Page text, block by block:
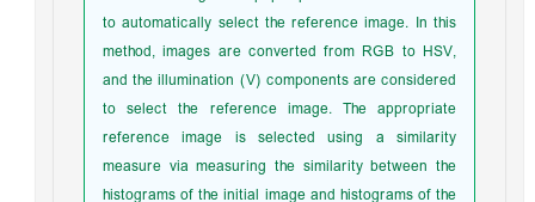
to automatically select the reference image. In this
method, images are converted from RGB to HSV,
and the illumination (V) components are considered
to select the reference image. The appropriate
reference image is selected using a similarity
measure via measuring the similarity between the
histograms of the initial image and histograms of the